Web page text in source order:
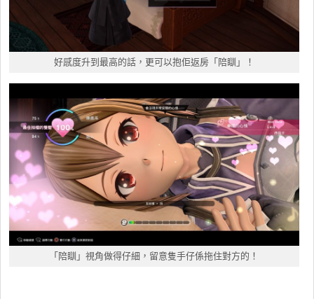
好感度升到最高的話，更可以抱佢返房「陪瞓」！
「陪瞓」視角做得仔細，留意隻手仔係拖住對方的！